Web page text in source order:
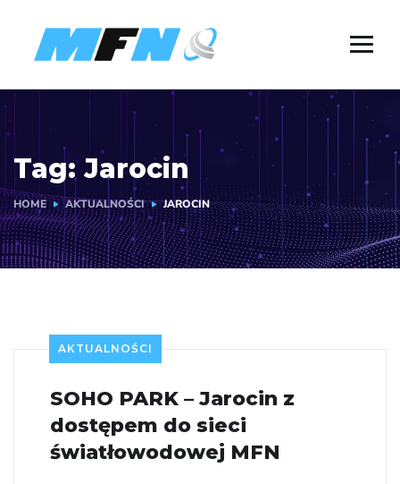
Tag:Jarocin
HOME AKTUALNOŚCI JAROCIN
AKTUALNOŚCI
SOHO PARK – Jarocin z
dostępem do sieci
światłowodowej MFN